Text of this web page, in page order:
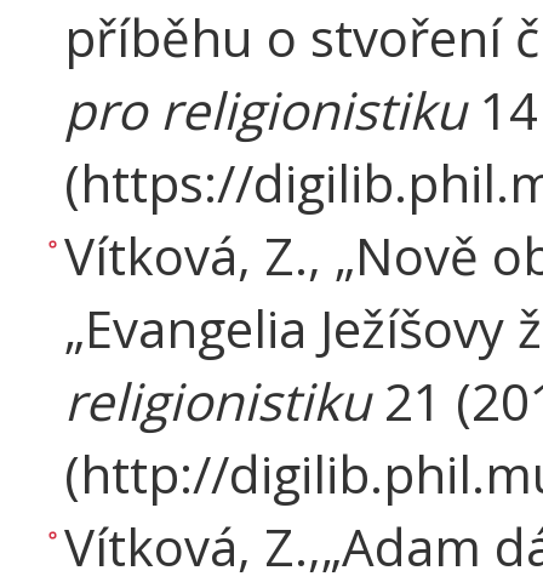
příběhu o stvoření
pro religionistiku14
(https://
Vítková, Z., „Nově
„Evangelia Ježíšovy
religionistiku21
(http://
Vítková, Z.,„Adam